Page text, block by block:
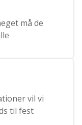
må de
vil vi
til fest